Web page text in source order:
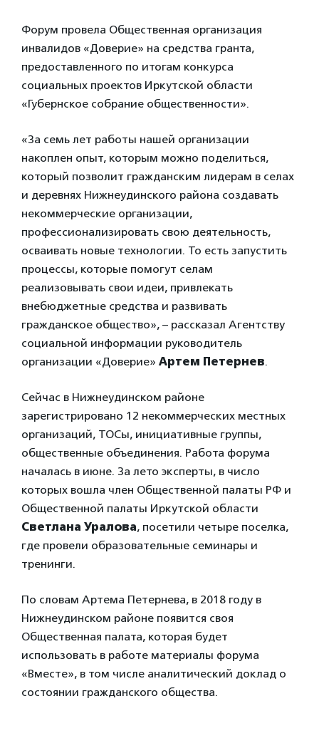
Форум провела Общественная организация
инвалидов «Доверие» на средства гранта,
предоставленного по итогам конкурса
социальных проектов Иркутской области
«Губернское собрание общественности».
«За семь лет работы нашей организации
накоплен опыт, которым можно поделиться,
который позволит гражданским лидерам в селах
и деревнях Нижнеудинского района создавать
некоммерческие организации,
профессионализировать свою деятельность,
осваивать новые технологии. То есть запустить
процессы, которые помогут селам
реализовывать свои идеи, привлекать
внебюджетные средства и развивать
гражданское общество», – рассказал Агентству
социальной информации руководитель
организации «Доверие» Артем Петернев.
Сейчас в Нижнеудинском районе
зарегистрировано 12 некоммерческих местных
организаций, ТОСы, инициативные группы,
общественные объединения. Работа форума
началась в июне. За лето эксперты, в число
которых вошла член Общественной палаты РФ и
Общественной палаты Иркутской области
Светлана Уралова, посетили четыре поселка,
где провели образовательные семинары и
тренинги.
По словам Артема Петернева, в 2018 году в
Нижнеудинском районе появится своя
Общественная палата, которая будет
использовать в работе материалы форума
«Вместе», в том числе аналитический доклад о
состоянии гражданского общества.